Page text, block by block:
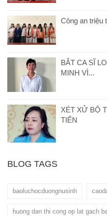
Công an triệu
BẮT CA SĨ
MINH VÌ...
XÉT XỬ BỘ
TIẾN
BLOG TAGS
baoluchocduongnusinh
huong dan thi cong op lat gach